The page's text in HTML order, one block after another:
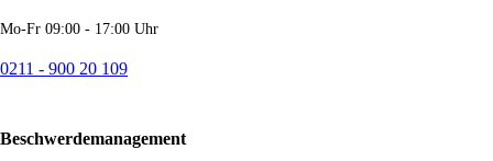
Mo-Fr 09:00 - 17:00 Uhr
0211 - 900 20 109
Beschwerdemanagement